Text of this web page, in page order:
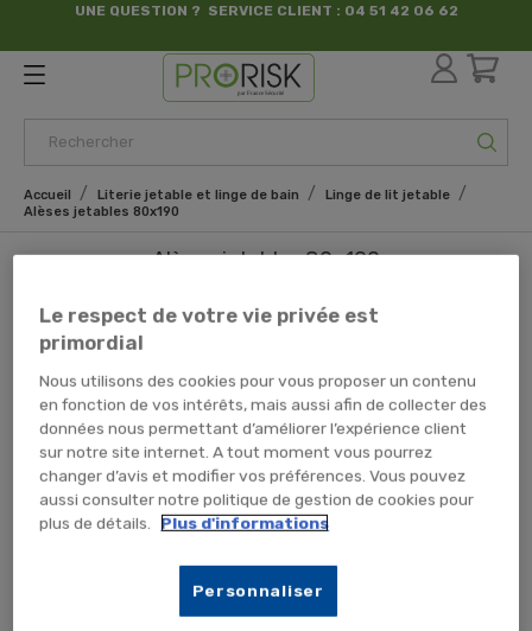
UNE QUESTION ? SERVICE CLIENT : 04 51 42 06 62
par France Sécurité
Accueil Literie jetable et linge de bain
Linge de lit jetable
Alèses jetables 80x190
Alèses jetables 80x190
Il y a 1 produit.
Alèse Housse Jetable
PRESTIGE - 80x190x15cm
Le respect de votre vie privée est
primordial
Nous utilisons des cookies pour vous proposer un contenu
en fonction de vos intérêts, mais aussi afin de collecter des
données nous permettant d’améliorer l’expérience client
sur notre site internet. A tout moment vous pourrez
changer d’avis et modifier vos préférences. Vous pouvez
aussi consulter notre politique de gestion de cookies pour
plus de détails.
Plus d'informations
Personnaliser